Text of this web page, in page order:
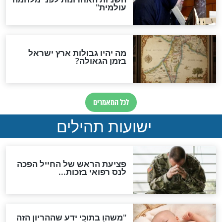
להמתקת הדינים וביטול
גזרות
סגולת ע"ב שמות הקודש